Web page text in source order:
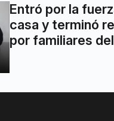
Entró por la
casa y terminó
por familiares